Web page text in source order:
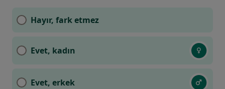
Hayır, fark etmez
Evet, kadın
Evet, erkek